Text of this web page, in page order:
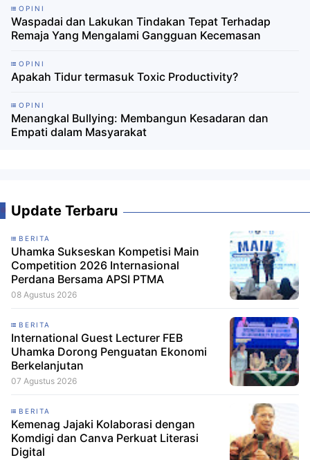
OPINI
Waspadai dan Lakukan Tindakan Tepat Terhadap
Remaja Yang Mengalami Gangguan Kecemasan
OPINI
Apakah Tidur termasuk Toxic Productivity?
OPINI
Menangkal Bullying: Membangun Kesadaran dan
Empati dalam Masyarakat
Update Terbaru
BERITA
Uhamka Sukseskan Kompetisi Main
Competition 2026 Internasional
Perdana Bersama APSI PTMA
08 Agustus 2026
BERITA
International Guest Lecturer FEB
Uhamka Dorong Penguatan Ekonomi
Berkelanjutan
07 Agustus 2026
BERITA
Kemenag Jajaki Kolaborasi dengan
Komdigi dan Canva Perkuat Literasi
Digital